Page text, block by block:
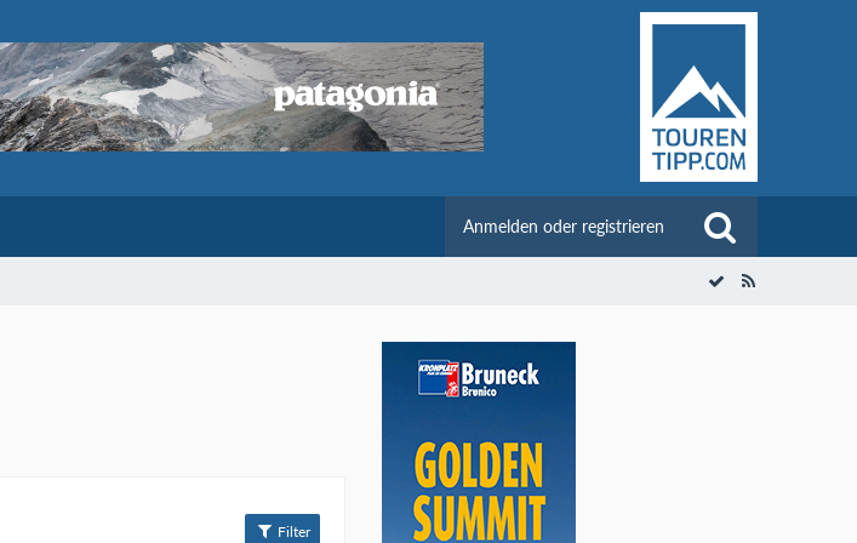
Anmelden oder registrieren
Filter